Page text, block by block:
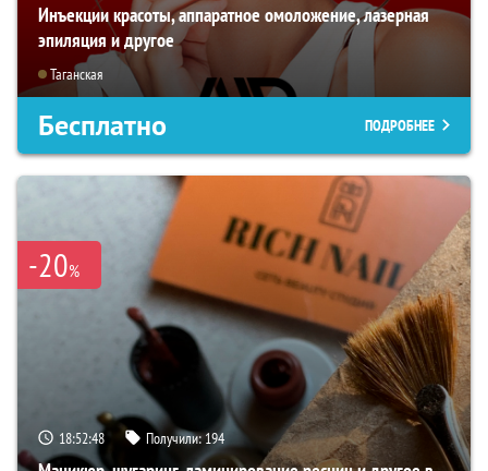
Инъекции красоты, аппаратное омоложение, лазерная
эпиляция и другое
Таганская
Бесплатно ПОДРОБНЕЕ
-20%
18:52:47 Получили:194